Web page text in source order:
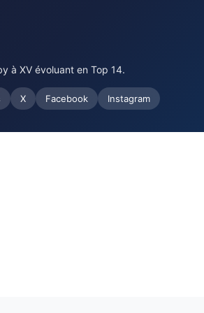
à XV évoluant en Top 14.
X Facebook Instagram